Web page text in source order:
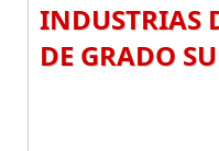
INDUSTRIAS
DE GRADO